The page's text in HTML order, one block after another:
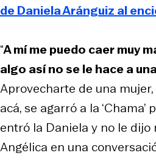
de Daniela Aránguiz al
“A mí me puedo caer muy
algo así no se le hace a
Aprovecharte de una
acá, se agarró a la
entró la Daniela y no le dijo
Angélica en una